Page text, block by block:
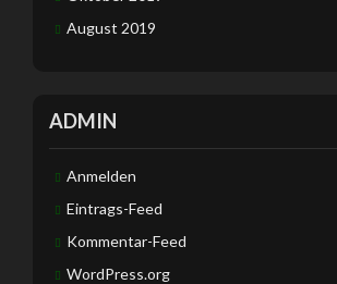
August 2019
ADMIN
Anmelden
Eintrags-Feed
Kommentar-Feed
WordPress.org